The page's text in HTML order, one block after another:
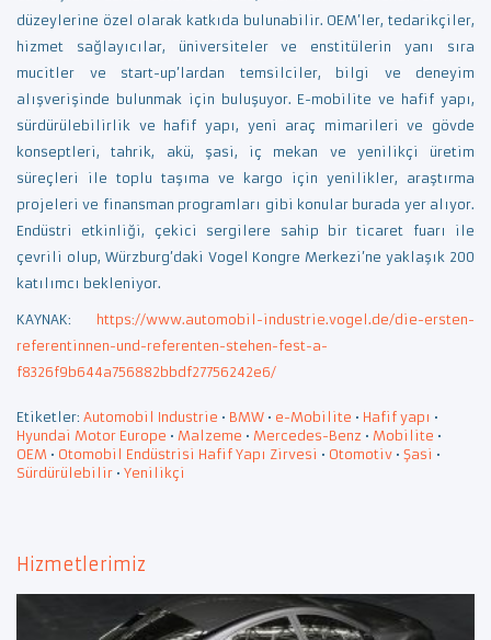
düzeylerine özel olarak katkıda bulunabilir. OEM’ler, tedarikçiler,
hizmet sağlayıcılar, üniversiteler ve enstitülerin yanı sıra
mucitler ve start-up’lardan temsilciler, bilgi ve deneyim
alışverişinde bulunmak için buluşuyor. E-mobilite ve hafif yapı,
sürdürülebilirlik ve hafif yapı, yeni araç mimarileri ve gövde
konseptleri, tahrik, akü, şasi, iç mekan ve yenilikçi üretim
süreçleri ile toplu taşıma ve kargo için yenilikler, araştırma
projeleri ve finansman programları gibi konular burada yer alıyor.
Endüstri etkinliği, çekici sergilere sahip bir ticaret fuarı ile
çevrili olup, Würzburg’daki Vogel Kongre Merkezi’ne yaklaşık 200
katılımcı bekleniyor.
KAYNAK: https://www.automobil-industrie.vogel.de/die-ersten-
referentinnen-und-referenten-stehen-fest-a-
f8326f9b644a756882bbdf27756242e6/
Etiketler: Automobil Industrie • BMW • e-Mobilite • Hafif yapı •
Hyundai Motor Europe • Malzeme • Mercedes-Benz • Mobilite •
OEM • Otomobil Endüstrisi Hafif Yapı Zirvesi • Otomotiv • Şasi •
Sürdürülebilir • Yenilikçi
Hizmetlerimiz